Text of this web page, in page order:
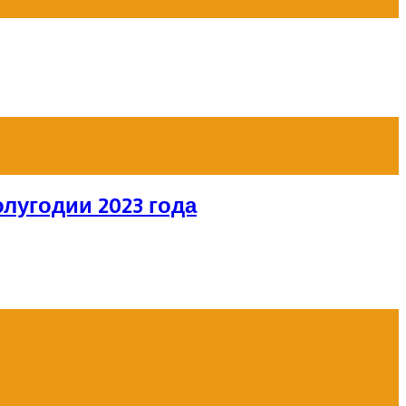
2023 года